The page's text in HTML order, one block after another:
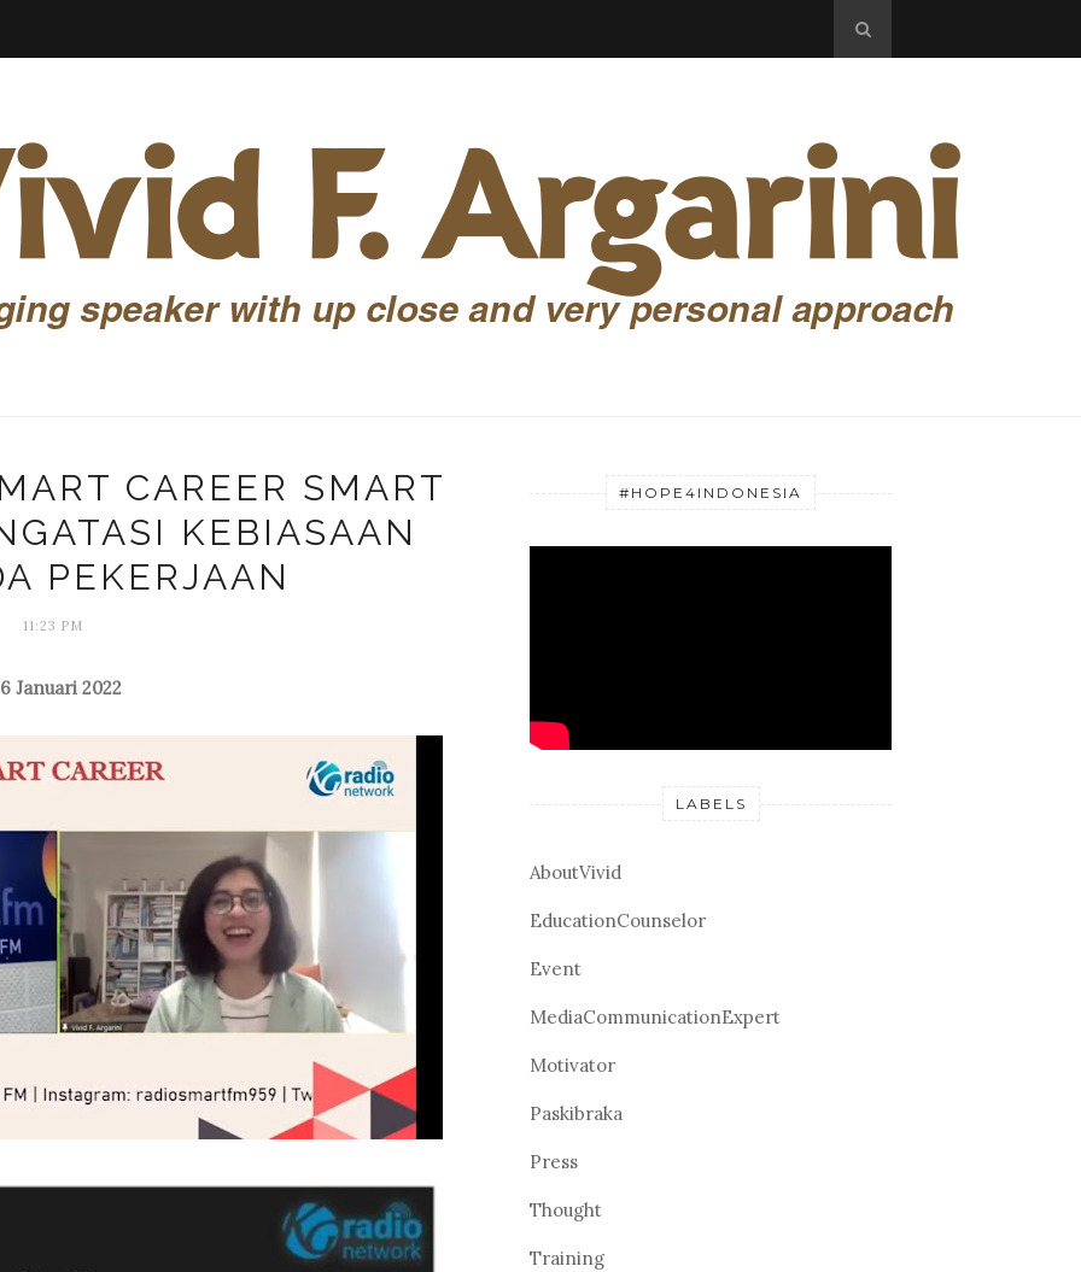
CAREER SMART
KEBIASAAN
PEKERJAAN
11:23 PM
Januari 2022
#HOPE4INDONESIA
LABELS
AboutVivid
EducationCounselor
Event
MediaCommunicationExpert
Motivator
Paskibraka
Press
Thought
Training